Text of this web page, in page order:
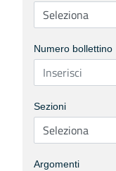
Numero bollettino
Sezioni
Argomenti